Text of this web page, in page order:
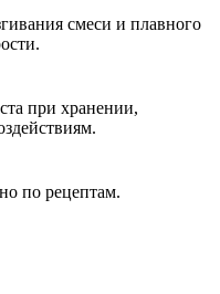
смеси и плавного
при хранении,
по рецептам.